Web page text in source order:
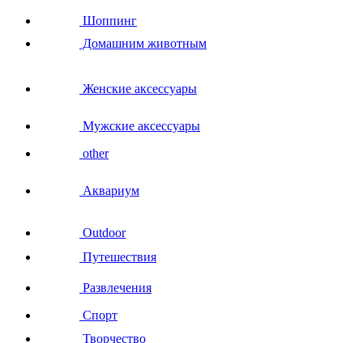
Шоппинг
Домашним животным
Женские аксессуары
Мужские аксессуары
other
Аквариум
Outdoor
Путешествия
Развлечения
Спорт
Творчество